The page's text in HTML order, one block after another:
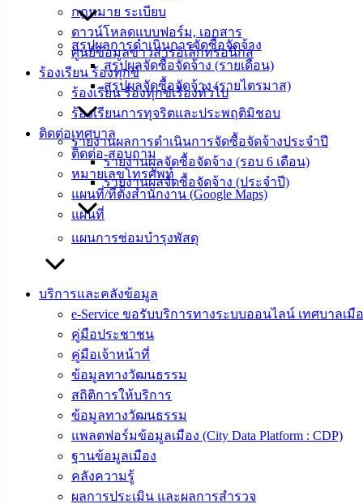
กฎหมาย ระเบียบ
ดาวน์โหลดแบบฟอร์ม, เอกสาร
ศูนย์ข้อมูลข่าวสารอิเล็กทรอนิกส์
ร้องเรียน ร้องทุกข์
ร้องเรียน ร้องทุกข์เรื่องทั่วไป
ร้องเรียนการทุจริตและประพฤติมิชอบ
ติดต่อเทศบาล
ติดต่อ-สอบถาม
หมายเลขโทรศัพท์
แผนที่/ที่ตั้งสำนักงาน (Google Maps)
แผนที่
สรุปผลการดำเนินการจัดซื้อจัดจ้าง
สรุปผลจัดซื้อจัดจ้าง (รายเดือน)
สรุปผลจัดซื้อจัดจ้าง (รายไตรมาส)
รายงานผลการดำเนินการจัดซื้อจัดจ้างประจำปี
รายงานผลจัดซื้อจัดจ้าง (รอบ 6 เดือน)
รายงานผลจัดซื้อจัดจ้าง (ประจำปี)
แผนการซ่อมบำรุงพัสดุ
บริการและคลังข้อมูล
e-Service ขอรับบริการทางระบบออนไลน์ เทศบาลเมื
คู่มือประชาชน
คู่มือเจ้าหน้าที่
ข้อมูลทางวัฒนธรรม
สถิติการให้บริการ
ข้อมูลทางวัฒนธรรม
แพลตฟอร์มข้อมูลเมือง (City Data Platform : CDP)
ฐานข้อมูลเมือง
คลังความรู้
ผลการประเมิน และผลการสำรวจ
ดาวน์โหลด
แบบ
ฟอร์ม,
เอกสาร
สำหรับ
ประชาชน/
คู่มือการ
ศุนย์
ข้อมูล
ข่าวสาร
อิเล็กทรอนิกส์
องค์
ความรู้
(Knowledge
Management)
เทศบาล